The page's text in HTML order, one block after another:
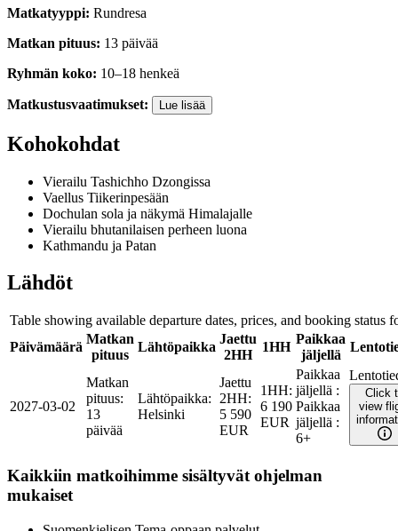
Matkatyyppi: Rundresa
Matkan pituus: 13 päivää
Ryhmän koko: 10–18 henkeä
Matkustusvaatimukset: Lue lisää
Kohokohdat
Vierailu Tashichho Dzongissa
Vaellus Tiikerinpesään
Dochulan sola ja näkymä Himalajalle
Vierailu bhutanilaisen perheen luona
Kathmandu ja Patan
Lähdöt
Table showing available departure dates, prices, and booking status
Päivämäärä
Matkan
pituus
Lähtöpaikka
Jaettu
2HH
1HH
Paikkaa
jäljellä
2027-03-02
Matkan
pituus:
13
päivää
Lähtöpaikka:
Helsinki
Jaettu
2HH:
5 590
EUR
1HH:
6 190
EUR
Paikkaa
jäljellä :
Paikkaa
jäljellä :
6+
Click
view
Kaikkiin matkoihimme sisältyvät ohjelman
mukaiset